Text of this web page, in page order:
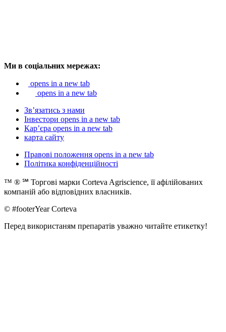
Ми в соціальних мережах:
opens in a new tab
opens in a new tab
Зв’язатись з нами
Інвестори opens in a new tab
Кар’єра opens in a new tab
карта сайту
Правові положення opens in a new tab
Політика конфіденційності
™ ® ℠ Торгові марки Corteva Agriscience, її афілійованих
компаній або відповідних власників.
© #footerYear Corteva
Перед використаням препаратів уважно читайте етикетку!